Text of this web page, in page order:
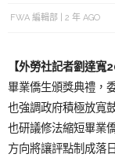
FWA 編輯部 2 年 AGO
【外勞社記者劉達寬
畢業僑生頒獎典禮，
也強調政府積極放寬
也研議修法縮短畢業
方向將讓評點制成落